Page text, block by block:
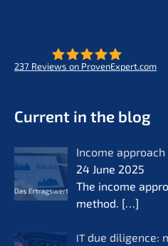
237 Reviews on ProvenExpert.com
Current in the blog
Income
24 June 2025
The income
method. […]
IT due diligence: